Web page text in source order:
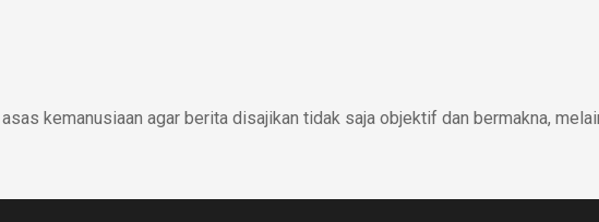
kemanusiaan agar berita disajikan tidak saja objektif dan bermakna,